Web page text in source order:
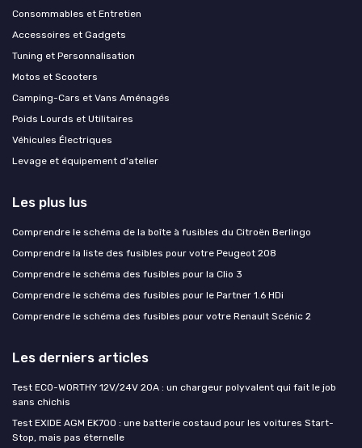
Consommables et Entretien
Accessoires et Gadgets
Tuning et Personnalisation
Motos et Scooters
Camping-Cars et Vans Aménagés
Poids Lourds et Utilitaires
Véhicules Électriques
Levage et équipement d'atelier
Les plus lus
Comprendre le schéma de la boîte à fusibles du Citroën Berlingo
Comprendre la liste des fusibles pour votre Peugeot 208
Comprendre le schéma des fusibles pour la Clio 3
Comprendre le schéma des fusibles pour le Partner 1.6 HDi
Comprendre le schéma des fusibles pour votre Renault Scénic 2
Les derniers articles
Test ECO-WORTHY 12V/24V 20A : un chargeur polyvalent qui fait le job
sans chichis
Test EXIDE AGM EK700 : une batterie costaud pour les voitures Start-
Stop, mais pas éternelle